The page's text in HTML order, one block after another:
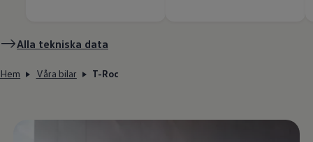
Alla tekniska data
Hem Våra bilar T-Roc